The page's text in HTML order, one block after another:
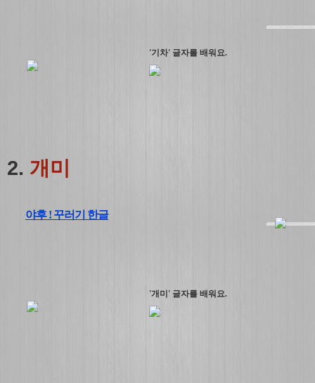
'기차' 글자를 배워요.
2. 개미
야후 ! 꾸러기 한글
'개미' 글자를 배워요.